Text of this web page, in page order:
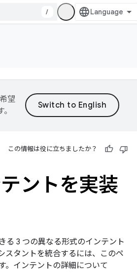
/
望
この情報は役に立ちましたか？
ントを実装
る 3 つの異なる形式のインテント
スタントを統合するには、このペ
。インテントの詳細について